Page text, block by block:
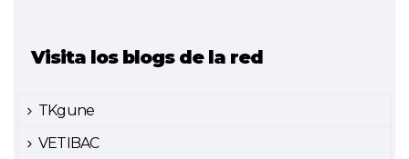
Visita los blogs de la red
TKgune
VETIBAC